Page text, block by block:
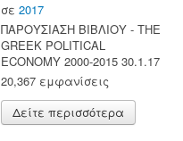
σε 2017
ΠΑΡΟΥΣΙΑΣΗ ΒΙΒΛΙΟΥ - ΤΗΕ
GREEK POLITICAL
ECONOMY 2000-2015 30.1.17
20,367 εμφανίσεις
Δείτε περισσότερα